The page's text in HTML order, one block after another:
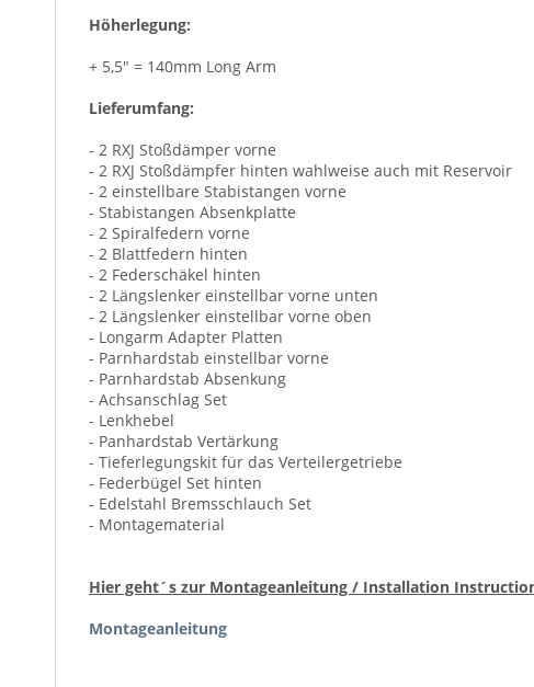
Höherlegung:
+ 5,5" = 140mm Long Arm
Lieferumfang:
- 2 RXJ Stoßdämper vorne
- 2 RXJ Stoßdämpfer hinten wahlweise auch mit Reservoir
- 2 einstellbare Stabistangen vorne
- Stabistangen Absenkplatte
- 2 Spiralfedern vorne
- 2 Blattfedern hinten
- 2 Federschäkel hinten
- 2 Längslenker einstellbar vorne unten
- 2 Längslenker einstellbar vorne oben
- Longarm Adapter Platten
- Parnhardstab einstellbar vorne
- Parnhardstab Absenkung
- Achsanschlag Set
- Lenkhebel
- Panhardstab Vertärkung
- Tieferlegungskit für das Verteilergetriebe
- Federbügel Set hinten
- Edelstahl Bremsschlauch Set
- Montagematerial
Hier geht´s zur Montageanleitung / Installation
Montageanleitung